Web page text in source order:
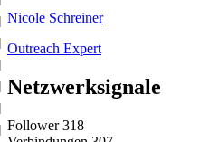
Nicole Schreiner
Outreach Expert
Netzwerksignale
Follower 318